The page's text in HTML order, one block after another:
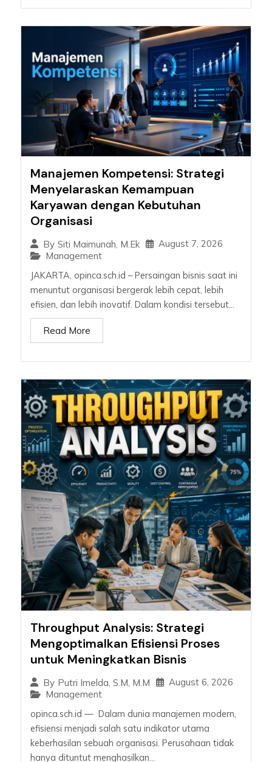
Manajemen Kompetensi: Strategi
Menyelaraskan Kemampuan
Karyawan dengan Kebutuhan
Organisasi
By Siti Maimunah, M.Ek
August 7, 2026
Management
JAKARTA, opinca.sch.id – Persaingan bisnis saat ini
menuntut organisasi bergerak lebih cepat, lebih
efisien, dan lebih inovatif. Dalam kondisi tersebut...
Read More
Throughput Analysis: Strategi
Mengoptimalkan Efisiensi Proses
untuk Meningkatkan Bisnis
By Putri Imelda, S.M, M.M
August 6, 2026
Management
opinca.sch.id — Dalam dunia manajemen modern,
efisiensi menjadi salah satu indikator utama
keberhasilan sebuah organisasi. Perusahaan tidak
hanya dituntut menghasilkan...